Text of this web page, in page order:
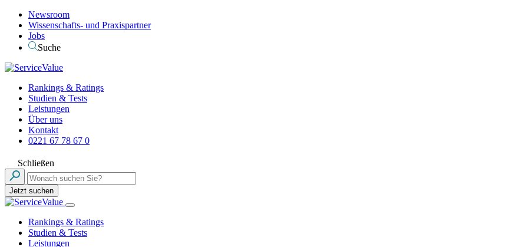
Newsroom
Wissenschafts- und Praxispartner
Jobs
Suche
Rankings & Ratings
Studien & Tests
Leistungen
Über uns
Kontakt
0221 67 78 67 0
Schließen
Jetzt suchen
Rankings & Ratings
Studien & Tests
Leistungen